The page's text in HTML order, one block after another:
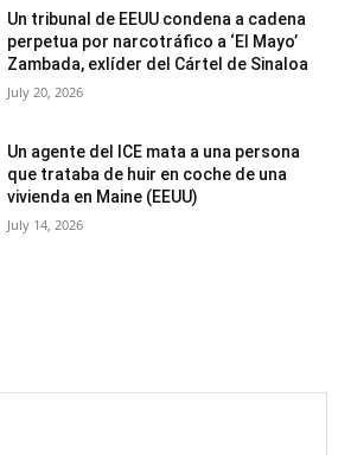
Un tribunal de EEUU condena a cadena
perpetua por narcotráfico a ‘El Mayo’
Zambada, exlíder del Cártel de Sinaloa
July 20, 2026
Un agente del ICE mata a una persona
que trataba de huir en coche de una
vivienda en Maine (EEUU)
July 14, 2026